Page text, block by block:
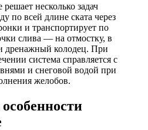
несколько задач
по всей длине ската через
и транспортирует по
слива — на отмостку, в
дренажный колодец. При
система справляется с
и снеговой водой при
желобов.